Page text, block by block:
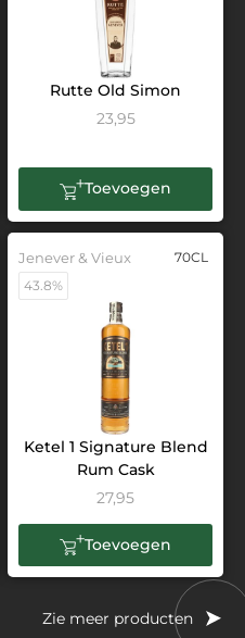
Rutte Old Simon
23,95
Toevoegen
Jenever & Vieux
70CL
43.8%
Ketel 1 Signature Blend
Rum Cask
27,95
Toevoegen
Zie meer producten